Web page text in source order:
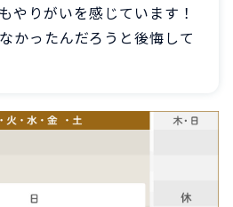
やりがいを感じています！
かったんだろうと後悔して